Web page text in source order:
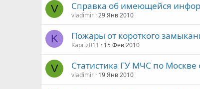
V Справка об имеющейся
vladimir 29 Янв 2010
K Пожары от короткого
Kapriz011 15 Фев 2010
V Статистика ГУ МЧС по
vladimir 19 Янв 2010